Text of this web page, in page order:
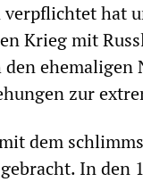
hat
Krieg mit
zur
dem
In den